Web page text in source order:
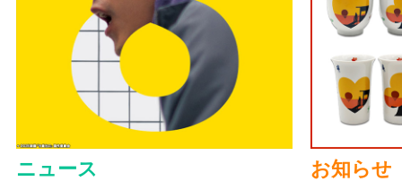
ニュース お知らせ